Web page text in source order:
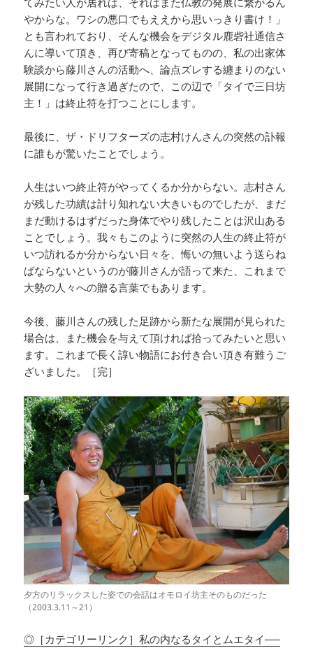
やからな。ワシの悪口でもええから思いっきり書け！」
とも言われており、そんな機会をデジタル鹿砦社通信さ
んに導いて頂き、再び寄稿となってものの、私の出家体
験談から藤川さんの活動へ、論点ズレする纏まりのない
展開になって行き過ぎたので、この辺で「タイで三日坊
主！」は終止符を打つことにします。
最後に、ザ・ドリフターズの志村けんさんの突然の訃報
に誰もが驚いたことでしょう。
人生はいつ終止符がやってくるか分からない。志村さん
が残した功績は計り知れない大きいものでしたが、まだ
まだ動けるはずだった身体でやり残したことは沢山ある
ことでしょう。我々もこのように突然の人生の終止符が
いつ訪れるか分からない日々を、悔いの無いよう送らね
ばならないというのが藤川さんが語って来た、これまで
大勢の人々への贈る言葉でもあります。
今後、藤川さんの残した足跡から新たな展開が見られた
場合は、また機会を与えて頂ければ拾ってみたいと思い
ます。これまで長く諄い物語にお付き合い頂き有難うご
ざいました。［完］
夕方のリラックスした姿での会話はオモロイ坊主そのものだった
（2003.3.11～21）
◎［カテゴリーリンク］私の内なるタイとムエタイ──